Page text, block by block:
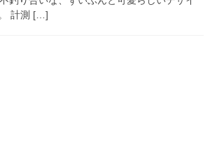
計測 […]